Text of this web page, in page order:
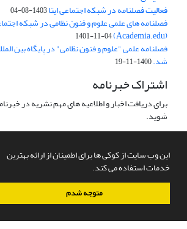
این وب سایت از کوکی ها برای اطمینان از ارائه بهترین
خدمات استفاده می کند.
متوجه شدم
فعالیت فصلنامه در شبکه اجتماعی ایتا1403-08-04
فصلنامه های علمی علوم و فنون نظامی در شبکه
(Academia.edu)
1401-11-04
شد.1400-11-19
اشتراک خبرنامه
برای دریافت اخبار و اطلاعیه های مهم نشریه در
شوید.
سامانه مدیریت نشریات علمی.طراحی و پیاده سازی